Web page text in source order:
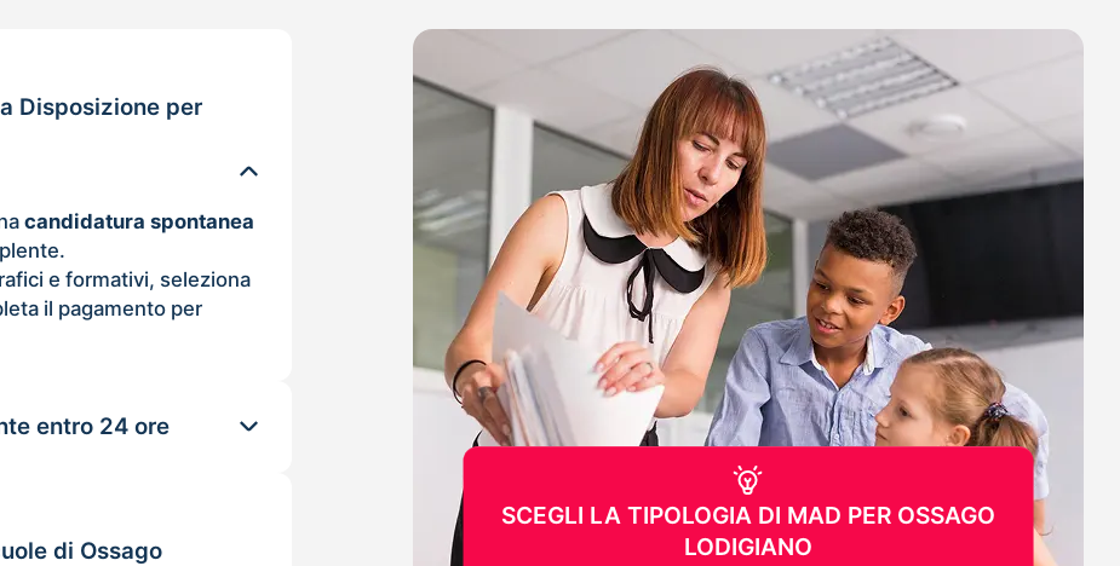
Disposizione per
candidatura spontanea
e formativi, seleziona
il pagamento per
entro 24 ore
di Ossago
SCEGLI LA TIPOLOGIA DI MAD PER OSSAGO
LODIGIANO